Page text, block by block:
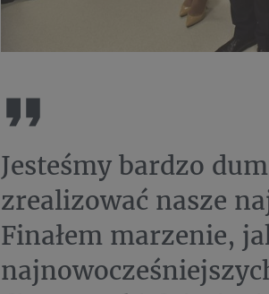
Jesteśmy bardzo
zrealizować nasze
Finałem marzenie,